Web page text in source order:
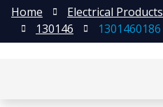
Home Electrical Products
130146
1301460186